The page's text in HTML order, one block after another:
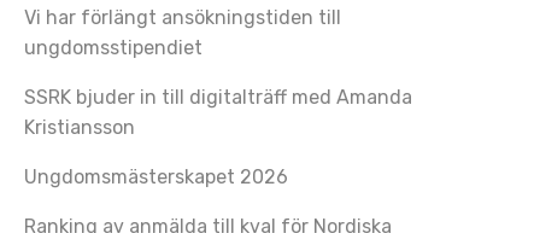
Vi har förlängt ansökningstiden till
ungdomsstipendiet
SSRK bjuder in till digitalträff med Amanda
Kristiansson
Ungdomsmästerskapet 2026
Ranking av anmälda till kval för Nordiska